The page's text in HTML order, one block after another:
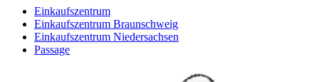
Einkaufszentrum
Einkaufszentrum Braunschweig
Einkaufszentrum Niedersachsen
Passage